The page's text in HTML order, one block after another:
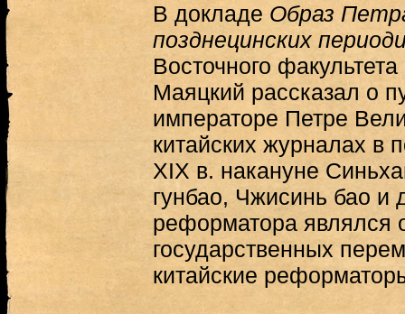
В докладе Образ
позднецинских
Восточного
Маяцкий рассказал о
императоре Петре
китайских журналах в
XIX в. накануне
гунбао, Чжисинь бао и
реформатора являлся
государственных
китайские